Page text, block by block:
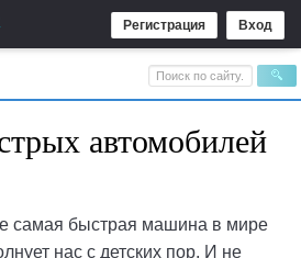
Регистрация Вход
автомобилей
самая быстрая машина в мире
нас с детских пор. И не